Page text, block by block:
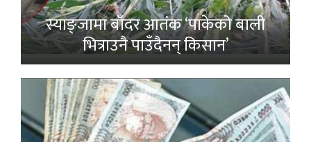
स्याङ्जामा बाँदर आतंक ‘पाकेको बाली
भित्राउनै पाउँदैनन् किसान’